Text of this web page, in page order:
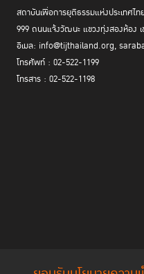
สถาบันเพื่อการยุติธรรมแห่งประเทศไ
999 ถนนแจ้งวัฒนะ แขวงทุ่งสองห้อง
อีเมล: info@tijthailand.org,
โทรศัพท์ : 02-522-1199
โทรสาร : 02-522-1198